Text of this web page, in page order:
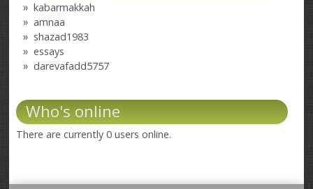
kabarmakkah
amnaa
shazad1983
essays
darevafadd5757
Who's online
There are currently 0 users online.